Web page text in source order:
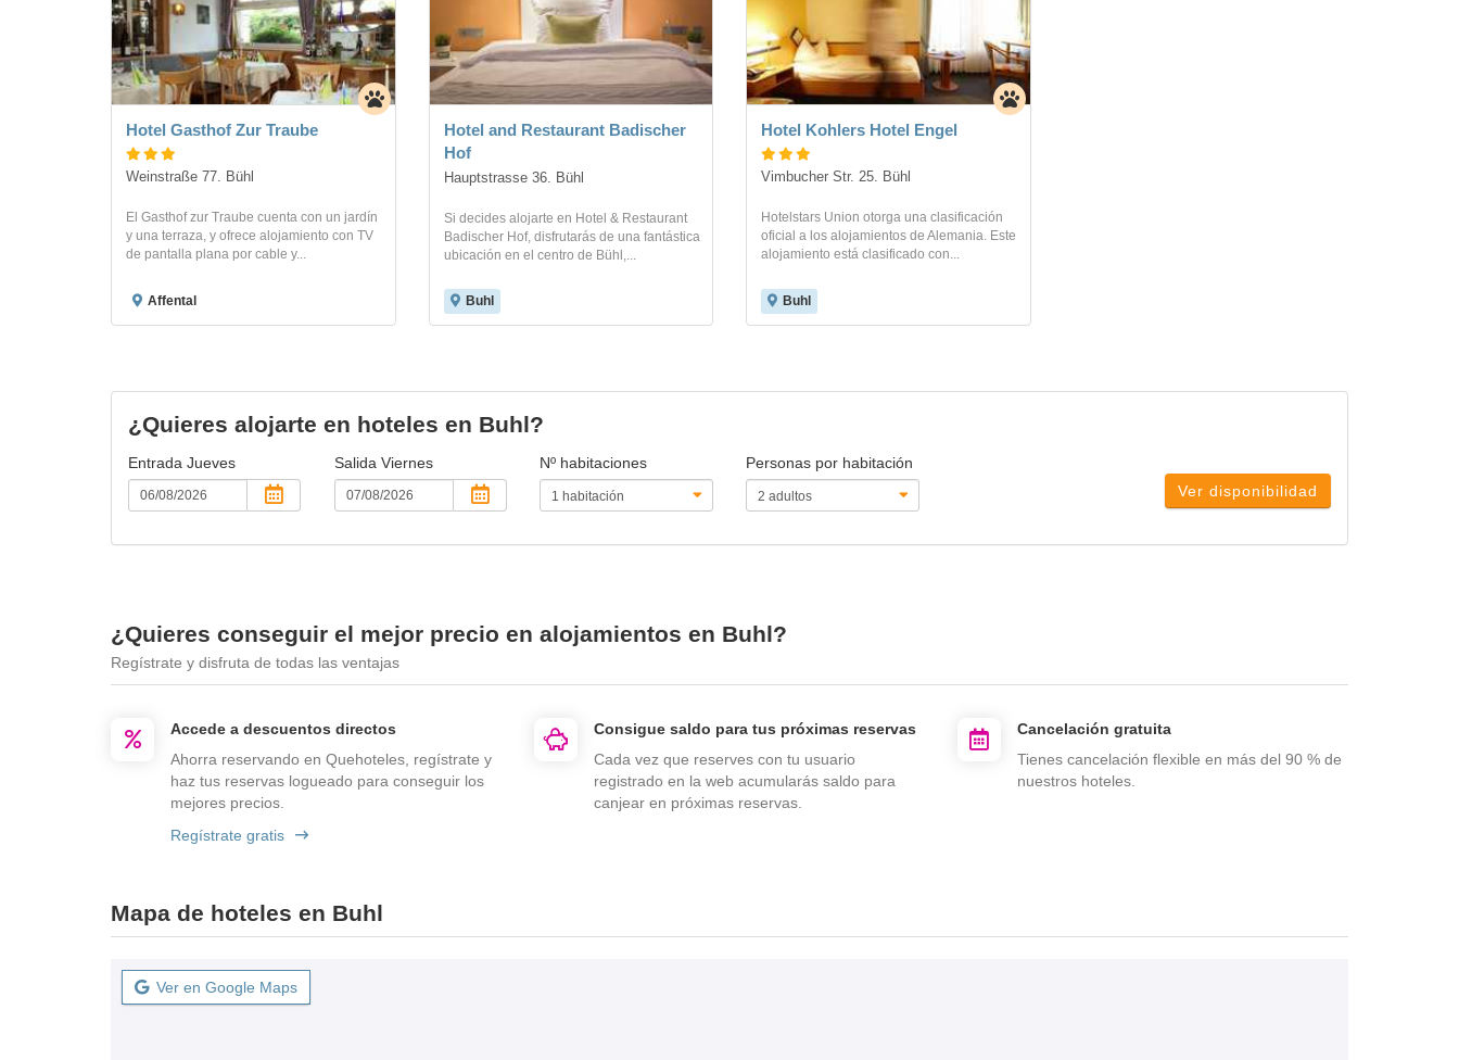
Hotel Gasthof Zur Traube
Weinstraße 77. Bühl
El Gasthof zur Traube cuenta con un jardín
y una terraza, y ofrece alojamiento con TV
de pantalla plana por cable y...
Affental
Hotel and Restaurant Badischer
Hof
Hauptstrasse 36. Bühl
Si decides alojarte en Hotel & Restaurant
Badischer Hof, disfrutarás de una fantástica
ubicación en el centro de Bühl,...
Buhl
Hotel Kohlers Hotel Engel
Vimbucher Str. 25. Bühl
Hotelstars Union otorga una clasificación
oficial a los alojamientos de Alemania. Este
alojamiento está clasificado con...
Buhl
¿Quieres alojarte en hoteles en Buhl?
Entrada Jueves Salida Viernes Nº habitaciones
Personas por habitación
Ver disponibilidad
¿Quieres conseguir el mejor precio en alojamientos en Buhl?
Regístrate y disfruta de todas las ventajas
Accede a descuentos directos
Ahorra reservando en Quehoteles, regístrate y
haz tus reservas logueado para conseguir los
mejores precios.
Regístrate gratis
Consigue saldo para tus próximas reservas
Cada vez que reserves con tu usuario
registrado en la web acumularás saldo para
canjear en próximas reservas.
Cancelación gratuita
Tienes cancelación flexible en más del 90 % de
nuestros hoteles.
Mapa de hoteles en Buhl
Ver en Google Maps